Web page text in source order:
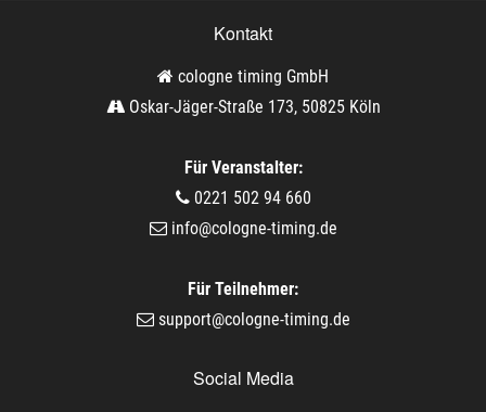
Kontakt
cologne timing GmbH
Oskar-Jäger-Straße 173, 50825 Köln
Für Veranstalter:
0221 502 94 660
info@cologne-timing.de
Für Teilnehmer:
support@cologne-timing.de
Social Media